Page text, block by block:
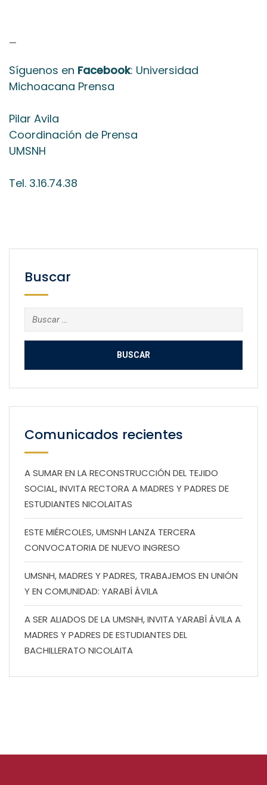
—
Síguenos en Facebook: Universidad
Michoacana Prensa
Pilar Avila
Coordinación de Prensa
UMSNH
Tel. 3.16.74.38
Buscar
Buscar:
Comunicados recientes
A SUMAR EN LA RECONSTRUCCIÓN DEL TEJIDO
SOCIAL, INVITA RECTORA A MADRES Y PADRES DE
ESTUDIANTES NICOLAITAS
ESTE MIÉRCOLES, UMSNH LANZA TERCERA
CONVOCATORIA DE NUEVO INGRESO
UMSNH, MADRES Y PADRES, TRABAJEMOS EN UNIÓN
Y EN COMUNIDAD: YARABÍ ÁVILA
A SER ALIADOS DE LA UMSNH, INVITA YARABÍ ÁVILA A
MADRES Y PADRES DE ESTUDIANTES DEL
BACHILLERATO NICOLAITA